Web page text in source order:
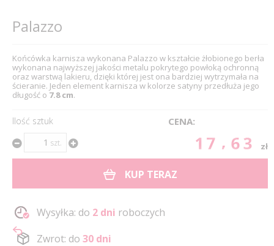
Palazzo
Końcówka karnisza wykonana Palazzo w kształcie żłobionego berła
wykonana najwyższej jakości metalu pokrytego powłoką ochronną
oraz warstwą lakieru, dzięki której jest ona bardziej wytrzymała na
ścieranie. Jeden element karnisza w kolorze satyny przedłuża jego
długość o 7.8 cm.
Ilość sztuk
szt.
CENA:
17.63 zł
KUP TERAZ
Wysyłka: do 2 dni roboczych
Zwrot: do 30 dni